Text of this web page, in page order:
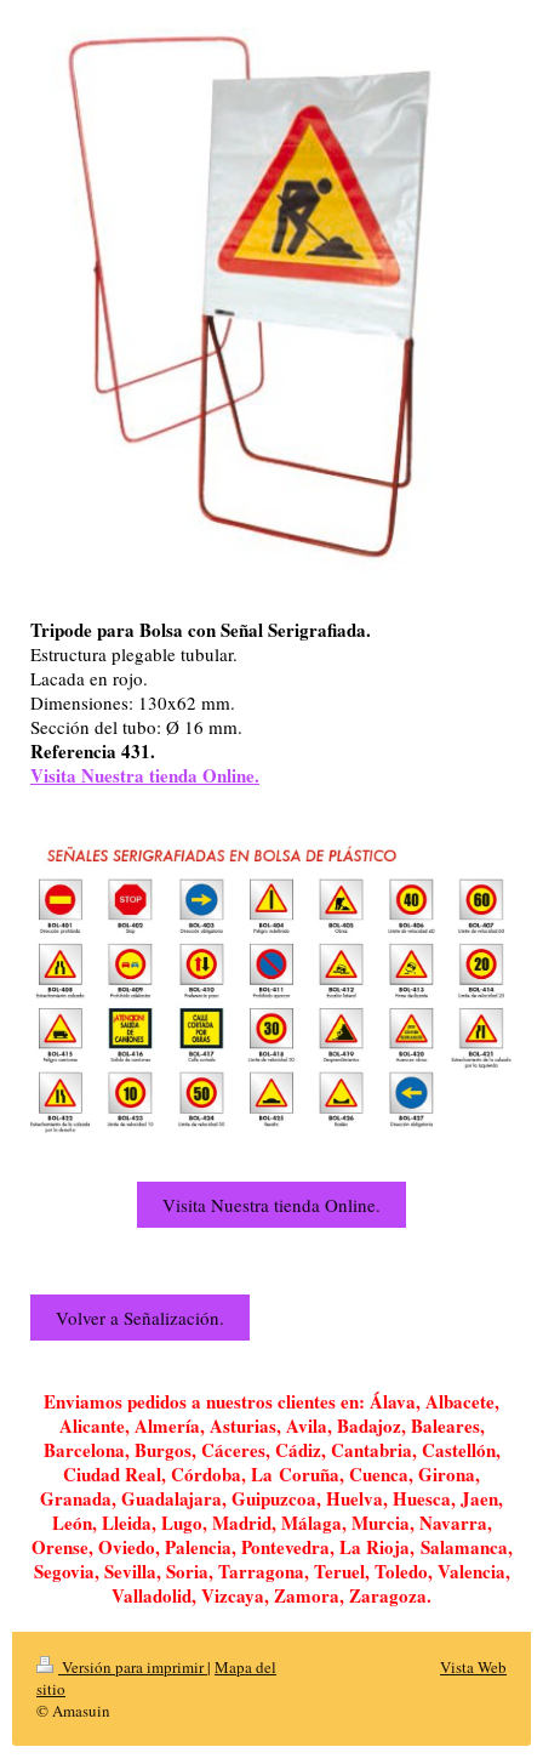
Tripode para Bolsa con Señal Serigrafiada.
Estructura plegable tubular.
Lacada en rojo.
Dimensiones: 130x62 mm.
Sección del tubo: Ø 16 mm.
Referencia 431.
Visita Nuestra tienda Online.
Visita Nuestra tienda Online.
Volver a Señalización.
Enviamos pedidos a nuestros clientes en: Álava, Albacete,
Alicante, Almería, Asturias, Avila, Badajoz, Baleares,
Barcelona, Burgos, Cáceres, Cádiz, Cantabria, Castellón,
Ciudad Real, Córdoba, La Coruña, Cuenca, Girona,
Granada, Guadalajara, Guipuzcoa, Huelva, Huesca, Jaen,
León, Lleida, Lugo, Madrid, Málaga, Murcia, Navarra,
Orense, Oviedo, Palencia, Pontevedra, La Rioja, Salamanca,
Segovia, Sevilla, Soria, Tarragona, Teruel, Toledo, Valencia,
Valladolid, Vizcaya, Zamora, Zaragoza.
Versión para imprimir| Mapa del
sitio
© Amasuin
Vista Web